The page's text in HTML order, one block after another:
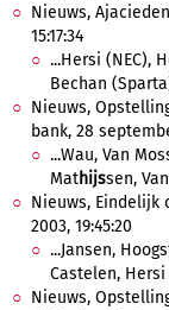
Nieuws,
15:17:34
...Hersi (NEC),
Bechan
Nieuws,
bank, 28
...Wau, Van
Mathijssen,
Nieuws, Eindelijk
2003, 19:45:20
...Jansen,
Castelen, Hersi
Nieuws,